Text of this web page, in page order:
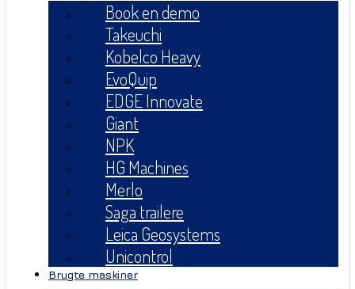
Book en demo
Takeuchi
Kobelco Heavy
EvoQuip
EDGE Innovate
Giant
NPK
HG Machines
Merlo
Saga trailere
Leica Geosystems
Unicontrol
Brugte maskiner